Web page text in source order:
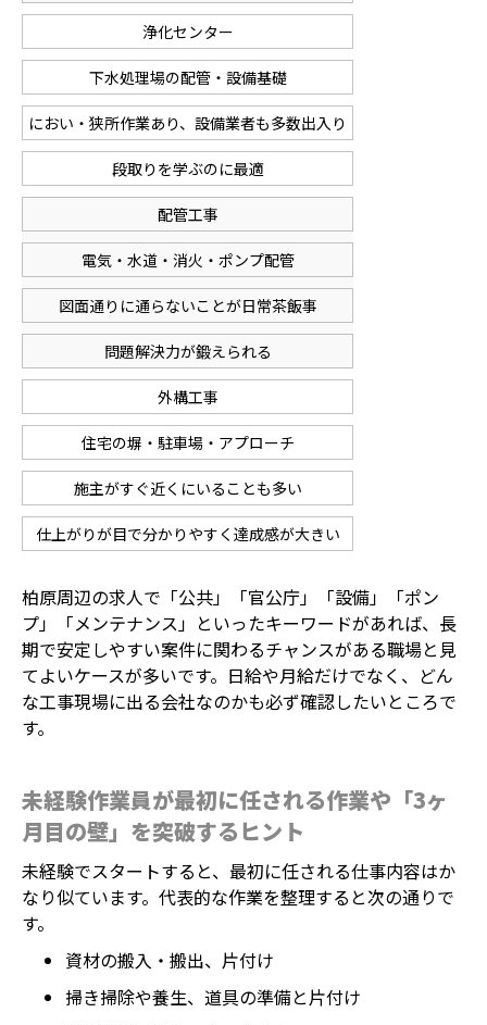
浄化センター
下水処理場の配管・設備基礎
におい・狭所作業あり、設備業者も多数出入り
段取りを学ぶのに最適
配管工事
電気・水道・消火・ポンプ配管
図面通りに通らないことが日常茶飯事
問題解決力が鍛えられる
外構工事
住宅の塀・駐車場・アプローチ
施主がすぐ近くにいることも多い
仕上がりが目で分かりやすく達成感が大きい
柏原周辺の求人で「公共」「官公庁」「設備」「ポン
プ」「メンテナンス」といったキーワードがあれば、長
期で安定しやすい案件に関わるチャンスがある職場と見
てよいケースが多いです。日給や月給だけでなく、どん
な工事現場に出る会社なのかも必ず確認したいところで
す。
未経験作業員が最初に任される作業や「3ヶ
月目の壁」を突破するヒント
未経験でスタートすると、最初に任される仕事内容はか
なり似ています。代表的な作業を整理すると次の通りで
す。
資材の搬入・搬出、片付け
掃き掃除や養生、道具の準備と片付け